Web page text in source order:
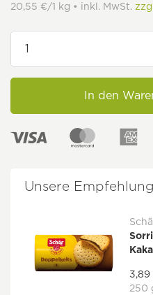
20,55 €/1 kg • inkl. MwSt.
In den
Unsere Empfehlung
3,89
250